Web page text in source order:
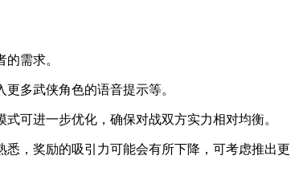
需求。
多武侠角色的语音提示等。
可进一步优化，确保对战双方实力相对均衡。
，奖励的吸引力可能会有所下降，可考虑推出更